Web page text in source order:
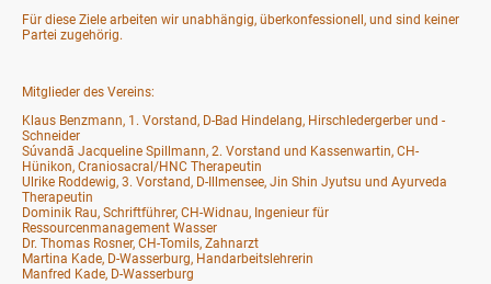
Für diese Ziele arbeiten wir unabhängig, überkonfessionell, und sind keiner
Partei zugehörig.
Mitglieder des Vereins:
Klaus Benzmann, 1. Vorstand, D-Bad Hindelang, Hirschledergerber und -
Schneider
Súvandā Jacqueline Spillmann, 2. Vorstand und Kassenwartin, CH-
Hünikon, Craniosacral/HNC Therapeutin
Ulrike Roddewig, 3. Vorstand, D-Illmensee, Jin Shin Jyutsu und Ayurveda
Therapeutin
Dominik Rau, Schriftführer, CH-Widnau, Ingenieur für
Ressourcenmanagement Wasser
Dr. Thomas Rosner, CH-Tomils, Zahnarzt
Martina Kade, D-Wasserburg, Handarbeitslehrerin
Manfred Kade, D-Wasserburg